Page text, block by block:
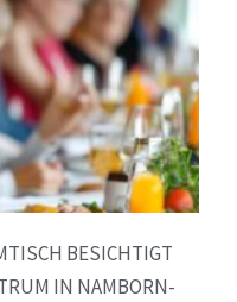
BESICHTIGT
IN NAMBORN-